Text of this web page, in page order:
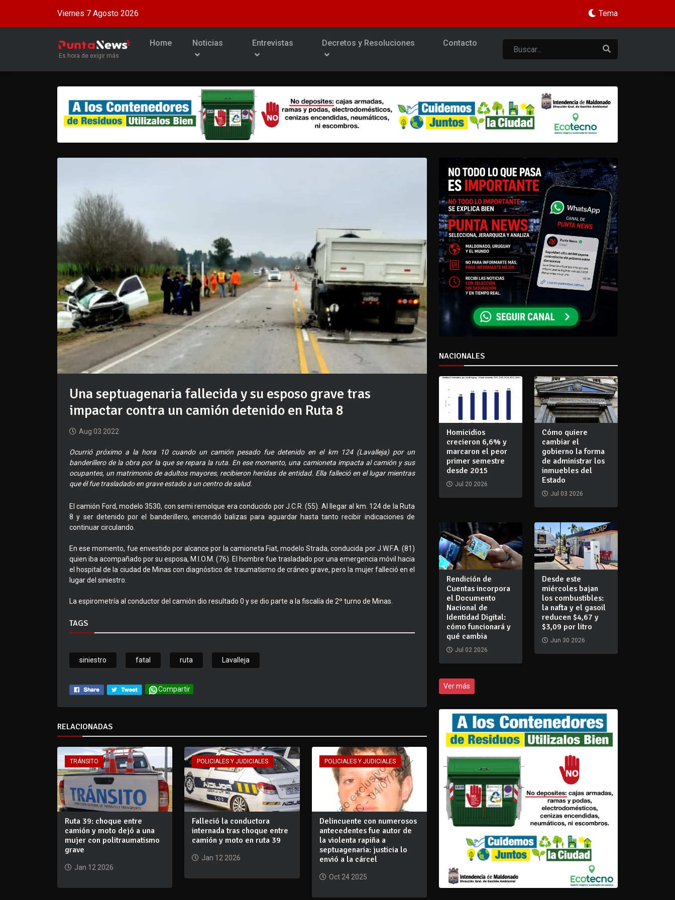
Viernes 7 Agosto 2026 Tema
Es hora de exigir más
Home Noticias Entrevistas Decretos y Resoluciones Contacto
Una septuagenaria fallecida y su esposo grave tras
impactar contra un camión detenido en Ruta 8
Aug 03 2022
Ocurrió próximo a la hora 10 cuando un camión pesado fue detenido en el km 124 (Lavalleja) por un
banderillero de la obra por la que se repara la ruta. En ese momento, una camioneta impacta al camión y sus
ocupantes, un matrimonio de adultos mayores, recibieron heridas de entidad. Ella falleció en el lugar mientras
que él fue trasladado en grave estado a un centro de salud.
El camión Ford, modelo 3530, con semi remolque era conducido por J.C.R. (55). Al llegar al km. 124 de la Ruta
8 y ser detenido por el banderillero, encendió balizas para aguardar hasta tanto recibir indicaciones de
continuar circulando.
En ese momento, fue envestido por alcance por la camioneta Fiat, modelo Strada, conducida por J.W.F.A. (81)
quien iba acompañado por su esposa, M.I.O.M. (76). El hombre fue trasladado por una emergencia móvil hacia
el hospital de la ciudad de Minas con diagnóstico de traumatismo de cráneo grave, pero la mujer falleció en el
lugar del siniestro.
La espirometría al conductor del camión dio resultado 0 y se dio parte a la fiscalía de 2º turno de Minas.
TAGS
siniestro fatal ruta Lavalleja
Compartir
RELACIONADAS
TRÁNSITO
Ruta 39: choque entre
camión y moto dejó a una
mujer con politraumatismo
grave
Jan 12 2026
POLICIALES Y JUDICIALES
Falleció la conductora
internada tras choque entre
camión y moto en ruta 39
Jan 12 2026
POLICIALES Y JUDICIALES
Delincuente con numerosos
antecedentes fue autor de
la violenta rapiña a
septuagenaria: justicia lo
envió a la cárcel
Oct 24 2025
NACIONALES
Homicidios
crecieron 6,6% y
marcaron el peor
primer semestre
desde 2015
Jul 20 2026
Cómo quiere
cambiar el
gobierno la forma
de administrar los
inmuebles del
Estado
Jul 03 2026
Rendición de
Cuentas incorpora
el Documento
Nacional de
Identidad Digital:
cómo funcionará y
qué cambia
Jul 02 2026
Desde este
miércoles bajan
los combustibles:
la nafta y el gasoil
reducen $4,67 y
$3,09 por litro
Jun 30 2026
Ver más